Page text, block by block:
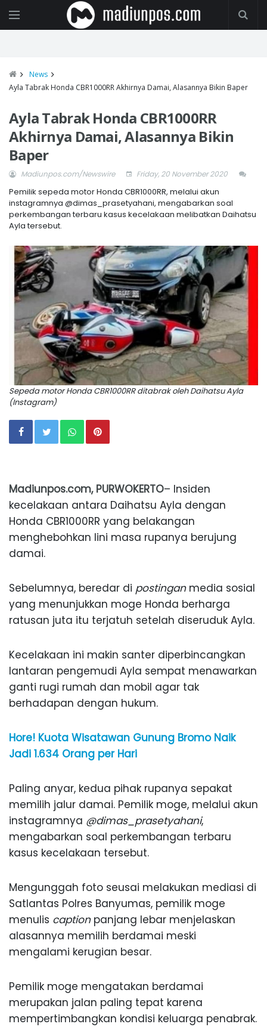
News
Ayla Tabrak Honda CBR1000RR Akhirnya Damai, Alasannya Bikin Baper
Ayla Tabrak Honda CBR1000RR
Akhirnya Damai, Alasannya Bikin
Baper
Madiunpos.com/Newswire Friday, 20 November 2020
Pemilik sepeda motor Honda CBR1000RR, melalui akun
instagramnya @dimas_prasetyahani, mengabarkan soal
perkembangan terbaru kasus kecelakaan melibatkan Daihatsu
Ayla tersebut.
Sepeda motor Honda CBR1000RR ditabrak oleh Daihatsu Ayla
(Instagram)
Madiunpos.com, PURWOKERTO– Insiden
kecelakaan antara Daihatsu Ayla dengan
Honda CBR1000RR yang belakangan
menghebohkan lini masa rupanya berujung
damai.
Sebelumnya, beredar di postinganmedia sosial
yang menunjukkan moge Honda berharga
ratusan juta itu terjatuh setelah diseruduk Ayla.
Kecelakaan ini makin santer diperbincangkan
lantaran pengemudi Ayla sempat menawarkan
ganti rugi rumah dan mobil agar tak
berhadapan dengan hukum.
Hore! Kuota Wisatawan Gunung Bromo Naik
Jadi 1.634 Orang per Hari
Paling anyar, kedua pihak rupanya sepakat
memilih jalur damai. Pemilik moge, melalui akun
instagramnya @dimas_prasetyahani,
mengabarkan soal perkembangan terbaru
kasus kecelakaan tersebut.
Mengunggah foto seusai melakukan mediasi di
Satlantas Polres Banyumas, pemilik moge
menulis captionpanjang lebar menjelaskan
alasannya memilih berdamai meski
mengalami kerugian besar.
Pemilik moge mengatakan berdamai
merupakan jalan paling tepat karena
mempertimbangkan kondisi keluarga penabrak.